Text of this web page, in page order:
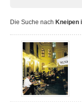
Die Suche nach Kneipen